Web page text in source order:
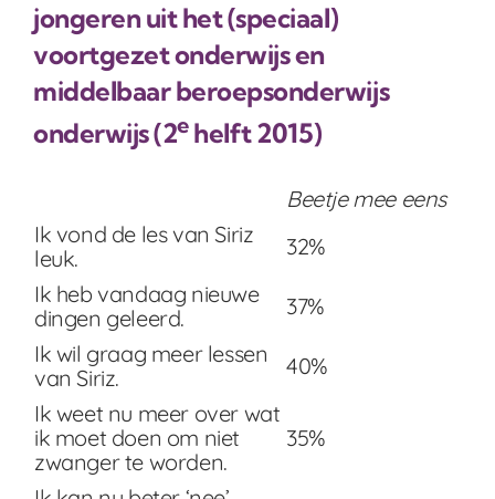
jongeren uit het (speciaal)
voortgezet onderwijs en
middelbaar beroepsonderwijs
onderwijs (2ehelft 2015)
Beetje mee eens
Ik vond de les van Siriz
leuk.
32%
Ik heb vandaag nieuwe
dingen geleerd.
37%
Ik wil graag meer lessen
van Siriz.
40%
Ik weet nu meer over wat
ik moet doen om niet
zwanger te worden.
35%